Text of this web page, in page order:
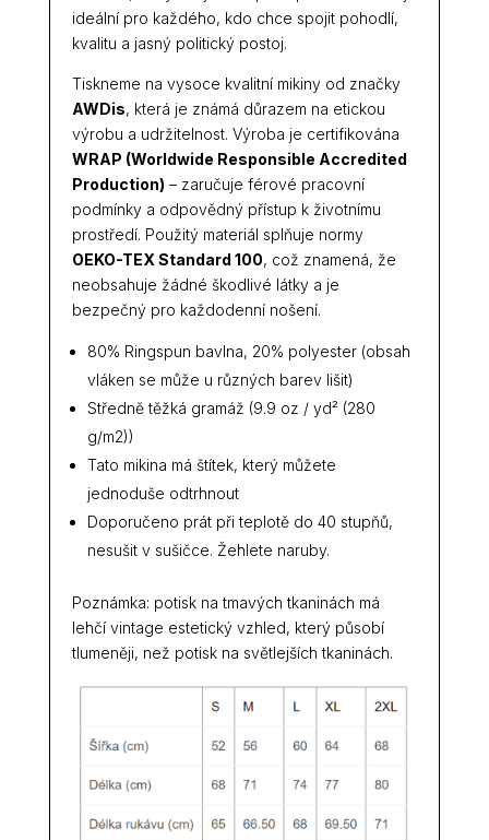
ideální pro každého, kdo chce spojit pohodlí,
kvalitu a jasný politický postoj.
Tiskneme na vysoce kvalitní mikiny od značky
AWDis, která je známá důrazem na etickou
výrobu a udržitelnost. Výroba je certifikována
WRAP (Worldwide Responsible Accredited
Production) – zaručuje férové pracovní
podmínky a odpovědný přístup k životnímu
prostředí. Použitý materiál splňuje normy
OEKO-TEX Standard 100, což znamená, že
neobsahuje žádné škodlivé látky a je
bezpečný pro každodenní nošení.
80% Ringspun bavlna, 20% polyester (obsah
vláken se může u různých barev lišit)
Středně těžká gramáž (9.9 oz / yd² (280
g/m2))
Tato mikina má štítek, který můžete
jednoduše odtrhnout
Doporučeno prát při teplotě do 40 stupňů,
nesušit v sušičce. Žehlete naruby.
Poznámka: potisk na tmavých tkaninách má
lehčí vintage estetický vzhled, který působí
tlumeněji, než potisk na světlejších tkaninách.